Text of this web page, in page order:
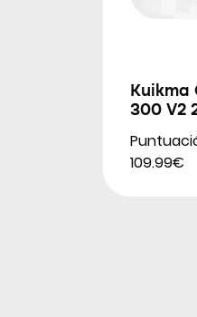
Kuikma
300 V2
109.99€